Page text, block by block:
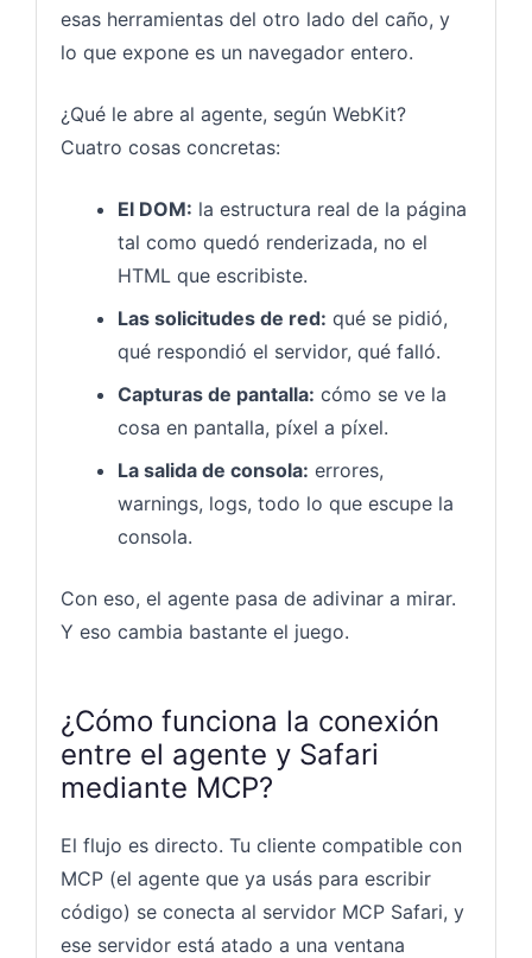
esas herramientas del otro lado del caño, y
lo que expone es un navegador entero.
¿Qué le abre al agente, según WebKit?
Cuatro cosas concretas:
El DOM: la estructura real de la página
tal como quedó renderizada, no el
HTML que escribiste.
Las solicitudes de red: qué se pidió,
qué respondió el servidor, qué falló.
Capturas de pantalla: cómo se ve la
cosa en pantalla, píxel a píxel.
La salida de consola: errores,
warnings, logs, todo lo que escupe la
consola.
Con eso, el agente pasa de adivinar a mirar.
Y eso cambia bastante el juego.
¿Cómo funciona la conexión
entre el agente y Safari
mediante MCP?
El flujo es directo. Tu cliente compatible con
MCP (el agente que ya usás para escribir
código) se conecta al servidor MCP Safari, y
ese servidor está atado a una ventana